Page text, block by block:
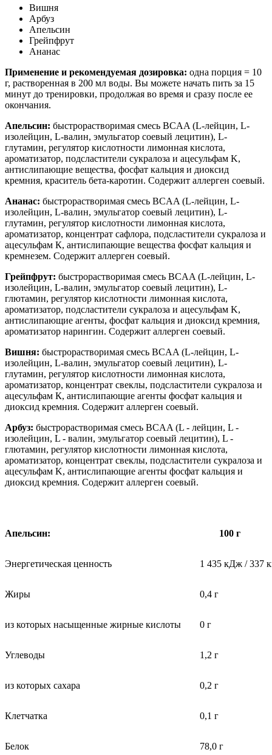
Вишня
Арбуз
Апельсин
Грейпфрут
Ананас
Применение и рекомендуемая дозировка: одна порция = 10
г, растворенная в 200 мл воды. Вы можете начать пить за 15
минут до тренировки, продолжая во время и сразу после ее
окончания.
Апельсин: быстрорастворимая смесь BCAA (L-лейцин, L-
изолейцин, L-валин, эмульгатор соевый лецитин), L-
глутамин, регулятор кислотности лимонная кислота,
ароматизатор, подсластители сукралоза и ацесульфам K,
антислипающие вещества, фосфат кальция и диоксид
кремния, краситель бета-каротин. Содержит аллерген соевый.
Ананас: быстрорастворимая смесь BCAA (L-лейцин, L-
изолейцин, L-валин, эмульгатор соевый лецитин), L-
глутамин, регулятор кислотности лимонная кислота,
ароматизатор, концентрат сафлора, подсластители сукралоза и
ацесульфам К, антислипающие вещества фосфат кальция и
кремнезем. Содержит аллерген соевый.
Грейпфрут: быстрорастворимая смесь BCAA (L-лейцин, L-
изолейцин, L-валин, эмульгатор соевый лецитин), L-
глютамин, регулятор кислотности лимонная кислота,
ароматизатор, подсластители сукралоза и ацесульфам K,
антислипающие агенты, фосфат кальция и диоксид кремния,
ароматизатор нарингин. Содержит аллерген соевый.
Вишня: быстрорастворимая смесь BCAA (L-лейцин, L-
изолейцин, L-валин, эмульгатор соевый лецитин), L-
глутамин, регулятор кислотности лимонная кислота,
ароматизатор, концентрат свеклы, подсластители сукралоза и
ацесульфам К, антислипающие агенты фосфат кальция и
диоксид кремния. Содержит аллерген соевый.
Арбуз: быстрорастворимая смесь BCAA (L ‑ лейцин, L ‑
изолейцин, L ‑ валин, эмульгатор соевый лецитин), L ‑
глютамин, регулятор кислотности лимонная кислота,
ароматизатор, концентрат свеклы, подсластители сукралоза и
ацесульфам K, антислипающие агенты фосфат кальция и
диоксид кремния. Содержит аллерген соевый.
Апельсин: 100 г
Энергетическая ценность 1 435 кДж / 337
Жиры 0,4 г
из которых насыщенные жирные кислоты 0 г
Углеводы 1,2 г
из которых сахара 0,2 г
Клетчатка 0,1 г
Белок 78,0 г